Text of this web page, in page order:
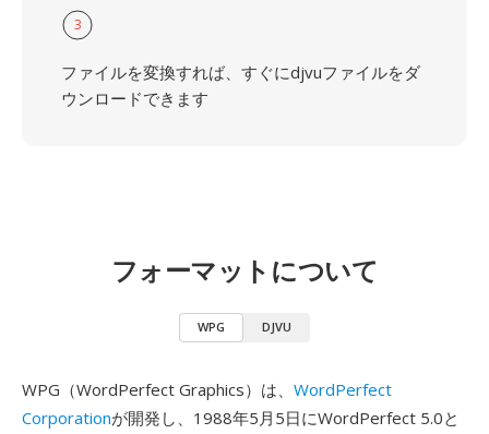
3
ファイルを変換すれば、すぐにdjvuファイルをダ
ウンロードできます
フォーマットについて
WPG DJVU
WPG（WordPerfect Graphics）は、 WordPerfect
Corporationが開発し、1988年5月5日にWordPerfect 5.0と